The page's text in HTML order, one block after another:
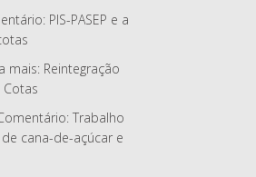
PIS-PASEP e a
mais: Reintegração
Cotas
Trabalho
cana-de-açúcar e